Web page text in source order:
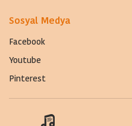
Sosyal Medya
Facebook
Youtube
Pinterest